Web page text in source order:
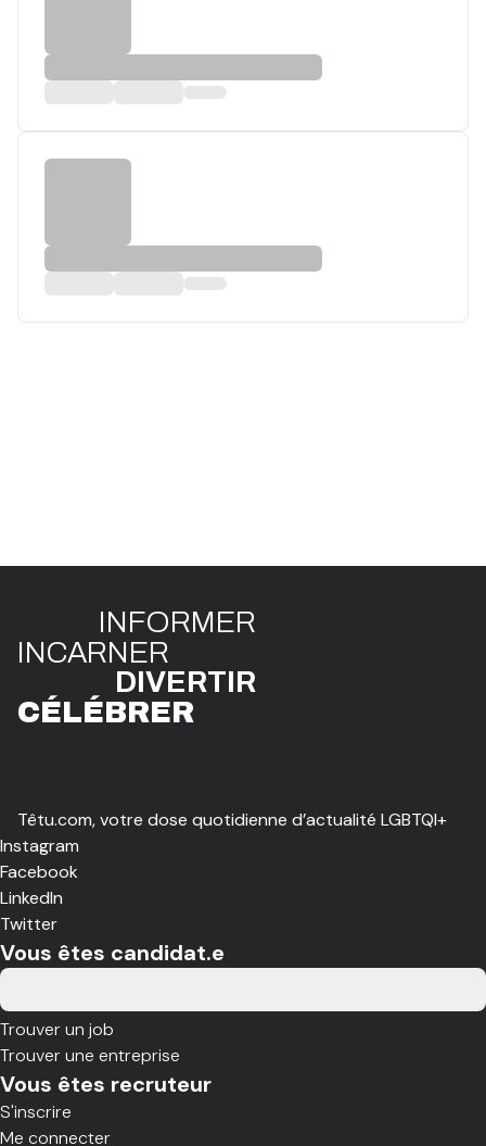
INFORMER
INCARNER
DIVERTIR
CÉLÉBRER
Têtu.com, votre dose quotidienne d’actualité LGBTQI+
Instagram
Facebook
LinkedIn
Twitter
Vous êtes candidat.e
Trouver un job
Trouver une entreprise
Vous êtes recruteur
S'inscrire
Me connecter